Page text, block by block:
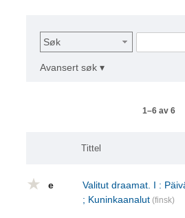
Søk
Avansert søk ▾
1–6 av 6
Tittel
e
Valitut draamat. I :
; Kuninkaanalut (finsk)